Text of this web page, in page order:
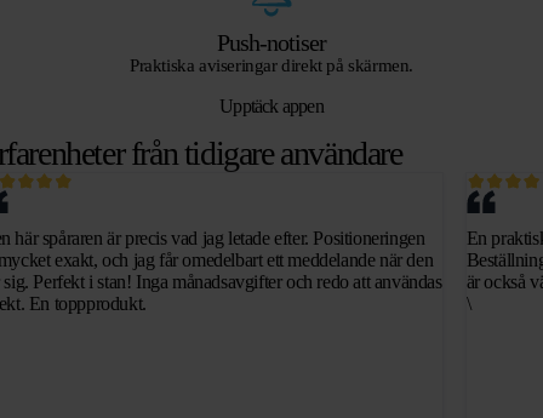
Push-notiser
Praktiska aviseringar direkt på skärmen.
Upptäck appen
från tidigare användare
här spåraren är precis vad jag letade efter. Positioneringen
exakt, och jag får omedelbart ett meddelande när den
Perfekt i stan! Inga månadsavgifter och redo att användas
En toppprodukt.
En
är också
\